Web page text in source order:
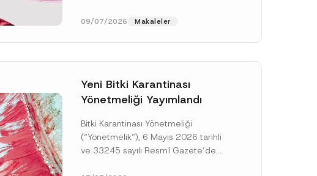
Hükmedilmiştir
Rekabetin Korunması Hakkında
09/07/2026 Makaleler
Yeni Bitki Karantinası
Yönetmeliği Yayımlandı
Bitki Karantinası Yönetmeliği
(“Yönetmelik”), 6 Mayıs 2026 tarihli
ve 33245 sayılı Resmî Gazete’de
*
*
*